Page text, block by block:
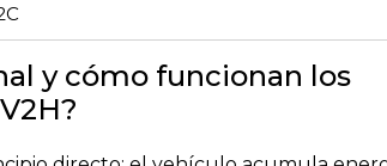
y cómo funcionan los